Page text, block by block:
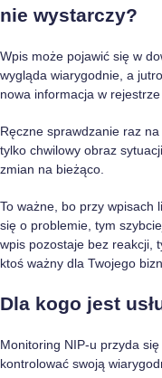
nie wystarczy?
Wpis może pojawić się w
wygląda wiarygodnie, a
nowa informacja w rejestrze
Ręczne sprawdzanie raz
tylko chwilowy obraz
zmian na bieżąco.
To ważne, bo przy wpisach
się o problemie, tym
wpis pozostaje bez reakcji,
ktoś ważny dla Twojego
Dla kogo jest
Monitoring NIP-u przyda
kontrolować swoją